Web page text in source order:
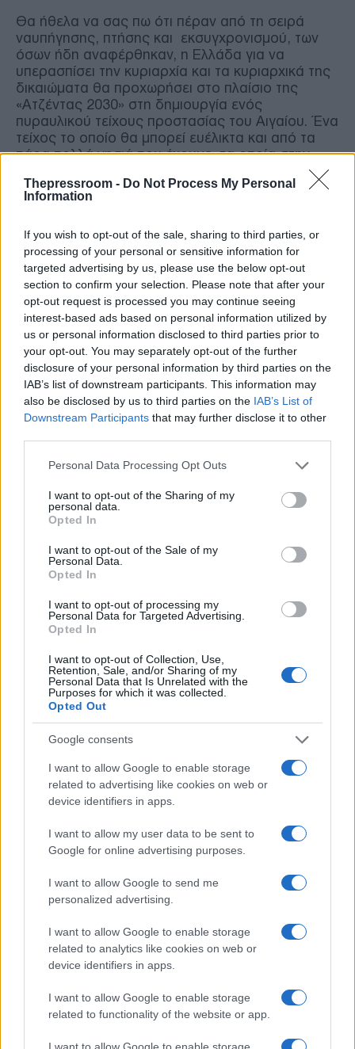
Thepressroom - Do Not Process My Personal
Information
If you wish to opt-out of the sale, sharing to third parties, or
processing of your personal or sensitive information for
targeted advertising by us, please use the below opt-out
section to confirm your selection. Please note that after your
opt-out request is processed you may continue seeing
interest-based ads based on personal information utilized by
us or personal information disclosed to third parties prior to
your opt-out. You may separately opt-out of the further
disclosure of your personal information by third parties on the
IAB’s list of downstream participants. This information may
also be disclosed by us to third parties on the IAB’s List of
Downstream Participants that may further disclose it to other
Please note that this website/app uses one or more Google
not limited to your visit or usage behaviour. You may click to
grant or deny consent to Google and its third-party tags to
use your data for below specified purposes in below Google
consent section.
Personal Data Processing Opt Outs
I want to opt-out of the Sharing of my
personal data.
Opted In
I want to opt-out of the Sale of my
Personal Data.
Opted In
I want to opt-out of processing my
Personal Data for Targeted Advertising.
Opted In
I want to opt-out of Collection, Use,
Retention, Sale, and/or Sharing of my
Personal Data that Is Unrelated with the
Purposes for which it was collected.
Opted Out
Google consents
I want to allow Google to enable storage
related to advertising like cookies on web or
device identifiers in apps.
I want to allow my user data to be sent to
Google for online advertising purposes.
I want to allow Google to send me
personalized advertising.
I want to allow Google to enable storage
related to analytics like cookies on web or
device identifiers in apps.
I want to allow Google to enable storage
related to functionality of the website or app.
I want to allow Google to enable storage
Θα ήθελα να σας πω ότι πέραν από τη σειρά
ναυπήγησης, πτήσης και εκσυγχρονισμού, των
όσων ήδη αναφέρθηκαν, η Ελλάδα για να
υπερασπίσει την κυριαρχία και τα κυριαρχικά της
δικαιώματα θα προχωρήσει στο πλαίσιο της
«Ατζέντας 2030» στη δημιουργία ενός
πυραυλικού τείχους προστασίας του Αιγαίου. Ένα
τείχος το οποίο θα μπορεί ευέλικτα και από τα
πάρα πολλά νησιά που έχουμε, τα οποία στην
πραγματικότητα θα μετατραπούν σε μονάδες
ισχύος, να εμποδίσει, να αποτρέψει την
οποιαδήποτε σκέψη ή προσπάθεια ανατροπής
συνθήκες, το Διεθνές Δίκαιο, το Διεθνές Δίκαιο
της Θάλασσας έχουν δημιουργήσει και
στερεώσει.
σύστημα αντιμετώπισής των προκλήσεων και
προβλέπει βέβαια και ένα σύγχρονο και ισχυρό
σύγχρονο και το πιο ισχυρό στην Ιστορία της
Πατρίδας μας.»